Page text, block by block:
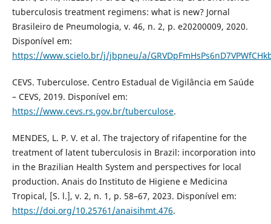
tuberculosis treatment regimens: what is new? Jornal
Brasileiro de Pneumologia, v. 46, n. 2, p. e20200009, 2020.
Disponível em:
https://www.scielo.br/j/jbpneu/a/
CEVS. Tuberculose. Centro Estadual de Vigilância em Saúde
– CEVS, 2019. Disponível em:
https://www.cevs.rs.gov.br/tuberculose.
MENDES, L. P. V. et al. The trajectory of rifapentine for the
treatment of latent tuberculosis in Brazil: incorporation into
in the Brazilian Health System and perspectives for local
production. Anais do Instituto de Higiene e Medicina
Tropical, [S. l.], v. 2, n. 1, p. 58–67, 2023. Disponível em:
https://doi.org/10.25761/anaisihmt.476.